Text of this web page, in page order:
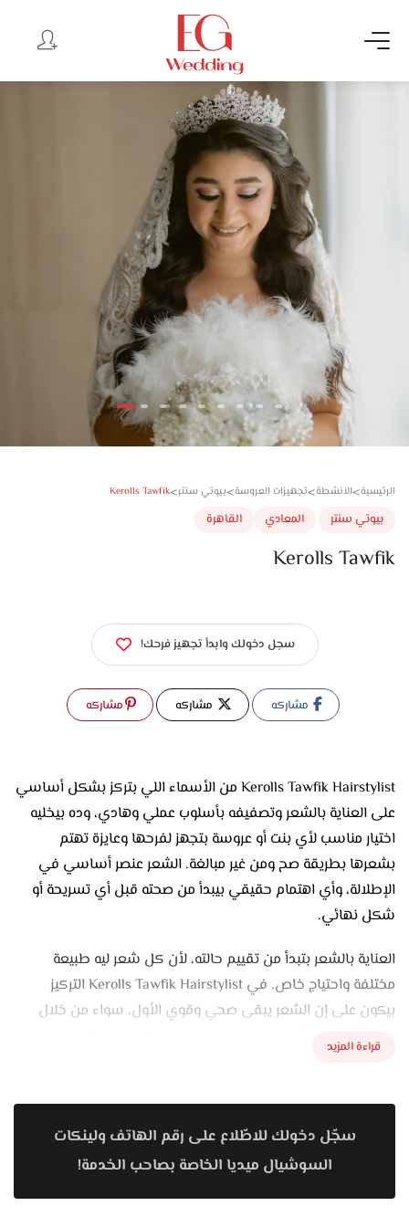
سنتر المعادي
سجل دخولك وابدأ تجهيز فرحك!
مشاركه مشاركه مشاركه
Kerolls Tawfik Hairstylist من الأسماء اللي بتركز بشكل أساسي
على العناية بالشعر وتصفيفه بأسلوب عملي وهادي، وده بيخليه
اختيار مناسب لأي بنت أو عروسة بتجهز لفرحها وعايزة تهتم
بشعرها بطريقة صح ومن غير مبالغة. الشعر عنصر أساسي في
الإطلالة، وأي اهتمام حقيقي بيبدأ من صحته قبل أي تسريحة أو
شكل نهائي.
العناية بالشعر بتبدأ من تقييم حالته، لأن كل شعر ليه طبيعة
مختلفة واحتياج خاص. في Kerolls Tawfik Hairstylist التركيز
بيكون على إن الشعر يبقى صحي وقوي الأول، سواء من خلال
جلسات ترطيب أو عناية تساعد على تقليل الجفاف والتقصف.
تجهيز الشعر للعرايس مش بيكون في يوم الفرح بس، لكنه بيحتاج
تحضير مسبق. الجلسات المنتظمة بترجع للشعر حيويته ولمعانه،
قراءة المزيد
سجّل دخولك للاطّلاع على رقم الهاتف ولينكات
السوشيال ميديا الخاصة بصاحب الخدمة!